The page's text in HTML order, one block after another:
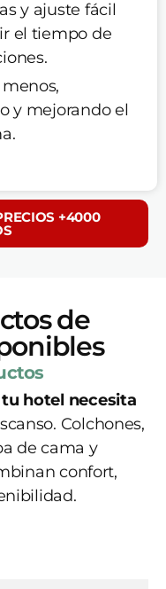
y ajuste fácil
el tiempo de
y mejorando el
+4000
de
hotel necesita
Colchones,
de cama y
confort,